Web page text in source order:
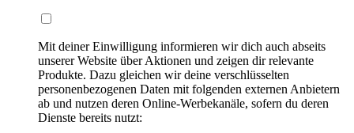
Mit deiner Einwilligung informieren wir dich auch abseits
unserer Website über Aktionen und zeigen dir relevante
Produkte. Dazu gleichen wir deine verschlüsselten
personenbezogenen Daten mit folgenden externen Anbietern
ab und nutzen deren Online-Werbekanäle, sofern du deren
Dienste bereits nutzt: